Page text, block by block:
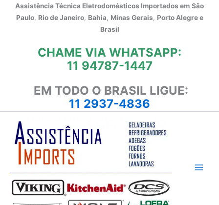
Assistência Técnica Eletrodomésticos Importados em São
Paulo, Rio de Janeiro, Bahia, Minas Gerais, Porto Alegre e
Brasil
CHAME VIA WHATSAPP:
11 94787-1447
EM TODO O BRASIL LIGUE:
11 2937-4836